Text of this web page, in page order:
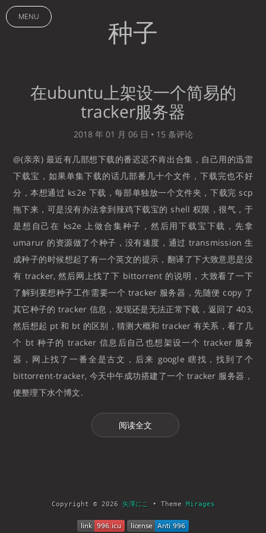
MENU 种子
在ubuntu上架设一个简易的
tracker服务器
2018 年 01 月 06 日 • 15 条评论
@(亲亲) 最近有几部想下载的番迟迟不肯出合集，自己用的迅雷
下载宝，如果单集下载的话几部番几十个文件，下载完也不好
分，本想通过 ks2e 下载，每部单独放一个文件夹，下载完 scp
拖下来，可是没有办法拿到辣鸡下载宝的 shell 权限，很气，于
是想自己在 ks2e 上做合集种子，然后用下载宝下载，先拿
umarur 的资源做了个种子，没有速度，通过 transmission 生
成种子的时候想起了有一个英文的提示，翻译了下大致意思是没
有 tracker, 然后网上找了下 bittorrent 的说明，大致看了一下
了解到要想种子工作需要一个 tracker 服务器，先随便 copy 了
其它种子的 tracker 信息，发现还是无法正常下载，返回了 403,
然后想起 pt 和 bt 的区别，猜测大概和 tracker 有关系，看了几
个 bt 种子的 tracker 信息后自己也想架设一个 tracker 服务
器，网上找了一番全是古文，后来 google 瞎找，找到了个
bittorrent-tracker, 今天中午成功搭建了一个 tracker 服务器，
便整理下水个博文.
阅读全文
Copyright © 2026 矢澤にこ • Theme Mirages